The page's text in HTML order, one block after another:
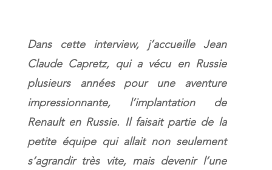
Dans cette interview, j’accueille Jean
Claude Capretz, qui a vécu en Russie
plusieurs années pour une aventure
impressionnante, l’implantation de
Renault en Russie. Il faisait partie de la
petite équipe qui allait non seulement
s’agrandir très vite, mais devenir l’une